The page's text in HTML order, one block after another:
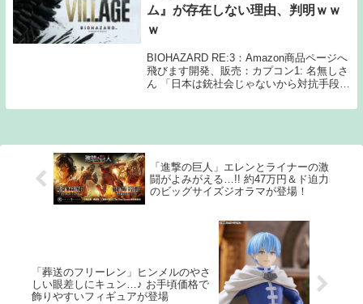
ム』が存在しない理由、判明ｗｗ
ｗ
BIOHAZARD RE:3：Amazon商品ページへ
飛びます開発、販売：カプコン1: 名無しさ
ん 「日本は銃社会じゃないから対抗手段な
がないんよ 6: 名無しさん ホームセンター
「進撃の巨人」エレンとライナーの激
闘がよみがえる…!! 約47万円＆ド迫力
のビッグサイズジオラマが登場！
「葬送のフリーレン」ヒンメルのやさ
しい眼差しにキュン…♪ お手頃価格で
飾りやすいフィギュアが登場